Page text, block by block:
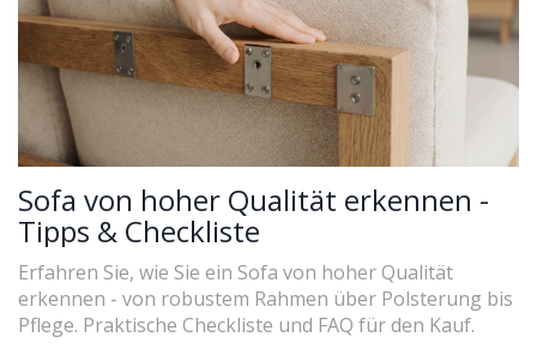
Sofa von hoher Qualität erkennen -
Tipps & Checkliste
Erfahren Sie, wie Sie ein Sofa von hoher Qualität
erkennen - von robustem Rahmen über Polsterung bis
Pflege. Praktische Checkliste und FAQ für den Kauf.